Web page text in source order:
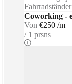
Fahrradständer
Coworking -
Von €250 /m
1 prsns